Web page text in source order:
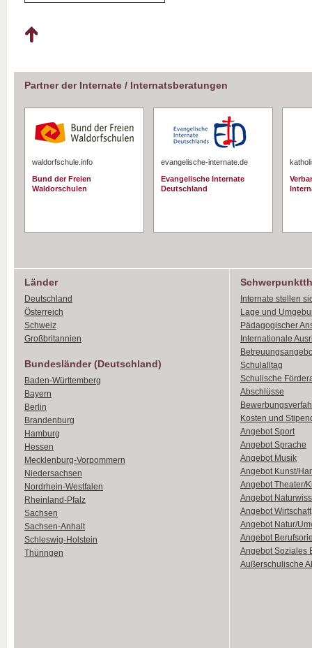
Partner der Internate / Internatsberatungen
waldorfschule.info
Bund der Freien
Waldorschulen
evangelische-internate.de
Evangelische Internate
Deutschland
Länder
Deutschland
Österreich
Schweiz
Großbritannien
Bundesländer (Deutschland)
Baden-Württemberg
Bayern
Berlin
Brandenburg
Hamburg
Hessen
Mecklenburg-Vorpommern
Niedersachsen
Nordrhein-Westfalen
Rheinland-Pfalz
Sachsen
Sachsen-Anhalt
Schleswig-Holstein
Thüringen
Internate stellen
Lage und
Pädagogischer
Internationale
Schulalltag
Schulische
Abschlüsse
Kosten und
Angebot Sport
Angebot Sprache
Angebot Musik
Angebot Kunst/
Angebot Theater/
Angebot
Angebot Wirtschaft
Angebot Natur/
Angebot
Angebot Soziales
Außerschulische